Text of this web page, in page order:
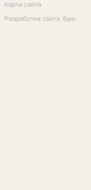
Карта сайта
Разработка сайта: Бро.